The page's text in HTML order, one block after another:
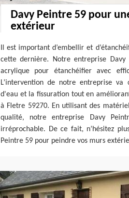
Davy Peintre 59 pour
extérieur
Il est important d’embellir et
cette dernière. Notre entreprise
acrylique pour étanchéifier avec
L’intervention de notre entreprise
d'eau et la fissuration tout en
à Fletre 59270. En utilisant des
qualité, notre entreprise Davy
irréprochable. De ce fait, n’hésitez
Peintre 59 pour peindre vos murs